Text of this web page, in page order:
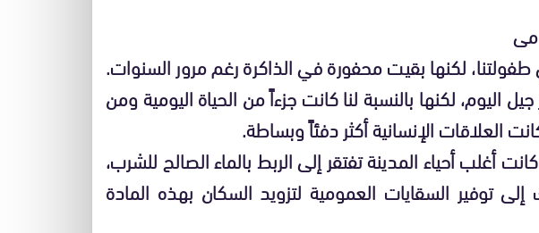
لكنها بقيت محفورة في الذاكرة رغم مرور السنوات.
لكنها بالنسبة لنا كانت جزءاً من الحياة اليومية ومن
العلاقات الإنسانية أكثر دفئاً وبساطة.
أغلب أحياء المدينة تفتقر إلى الربط بالماء الصالح للشرب،
توفير السقايات العمومية لتزويد السكان بهذه المادة